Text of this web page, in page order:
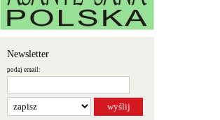
Newsletter
podaj email: